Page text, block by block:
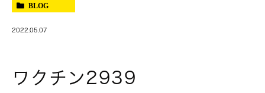
BLOG
2022.05.07
ワクチン2939